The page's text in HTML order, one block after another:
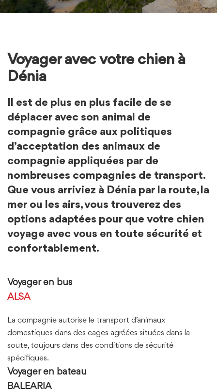
Voyager avec votre chien à
Dénia
Il est de plus en plus facile de se
déplacer avec son animal de
compagnie grâce aux politiques
d’acceptation des animaux de
compagnie appliquées par de
nombreuses compagnies de transport.
Que vous arriviez à Dénia par la route, la
mer ou les airs, vous trouverez des
options adaptées pour que votre chien
voyage avec vous en toute sécurité et
confortablement.
Voyager en bus
ALSA
La compagnie autorise le transport d’animaux
domestiques dans des cages agréées situées dans la
soute, toujours dans des conditions de sécurité
spécifiques.
Voyager en bateau
BALEARIA